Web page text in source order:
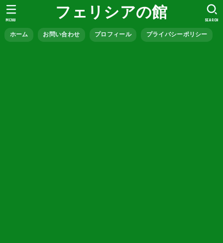
フェリシアの館
ホーム お問い合わせ プロフィール プライバシーポリシー
SEARCH
MENU